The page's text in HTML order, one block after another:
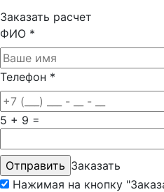
Заказать расчет
ФИО *
Телефон *
5 + 9 =
Заказать
Нажимая на кнопку